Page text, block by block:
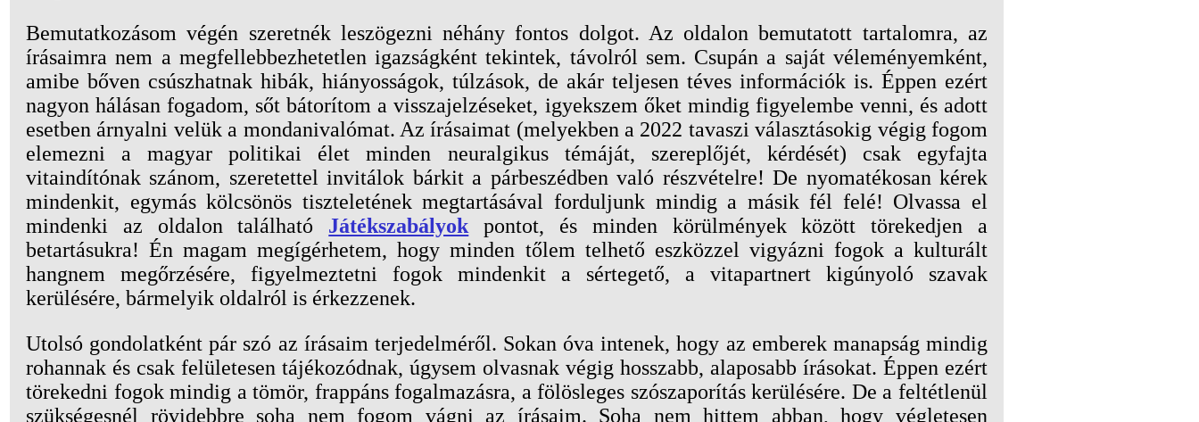
Bemutatkozásom végén szeretnék leszögezni néhány fontos dolgot. Az oldalon bemutatott tartalomra, az
írásaimra nem a megfellebbezhetetlen igazságként tekintek, távolról sem. Csupán a saját véleményemként,
amibe bőven csúszhatnak hibák, hiányosságok, túlzások, de akár teljesen téves információk is. Éppen ezért
nagyon hálásan fogadom, sőt bátorítom a visszajelzéseket, igyekszem őket mindig figyelembe venni, és adott
esetben árnyalni velük a mondanivalómat. Az írásaimat (melyekben a 2022 tavaszi választásokig végig fogom
elemezni a magyar politikai élet minden neuralgikus témáját, szereplőjét, kérdését) csak egyfajta
vitaindítónak szánom, szeretettel invitálok bárkit a párbeszédben való részvételre! De nyomatékosan kérek
mindenkit, egymás kölcsönös tiszteletének megtartásával forduljunk mindig a másik fél felé! Olvassa el
mindenki az oldalon található Játékszabályok pontot, és minden körülmények között törekedjen a
betartásukra! Én magam megígérhetem, hogy minden tőlem telhető eszközzel vigyázni fogok a kulturált
hangnem megőrzésére, figyelmeztetni fogok mindenkit a sértegető, a vitapartnert kigúnyoló szavak
kerülésére, bármelyik oldalról is érkezzenek.
Utolsó gondolatként pár szó az írásaim terjedelméről. Sokan óva intenek, hogy az emberek manapság mindig
rohannak és csak felületesen tájékozódnak, úgysem olvasnak végig hosszabb, alaposabb írásokat. Éppen ezért
törekedni fogok mindig a tömör, frappáns fogalmazásra, a fölösleges szószaporítás kerülésére. De a feltétlenül
szükségesnél rövidebbre soha nem fogom vágni az írásaim. Soha nem hittem abban, hogy végletesen